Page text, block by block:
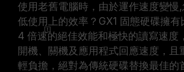
使用老舊電腦時，由於運作速度變慢
低使用上的效率？GX1 固態硬碟擁有
4 倍速的絕佳效能和極快的讀寫速度
開機、關機及應用程式回應速度，且
輕負擔，絕對為傳統硬碟替換最佳的